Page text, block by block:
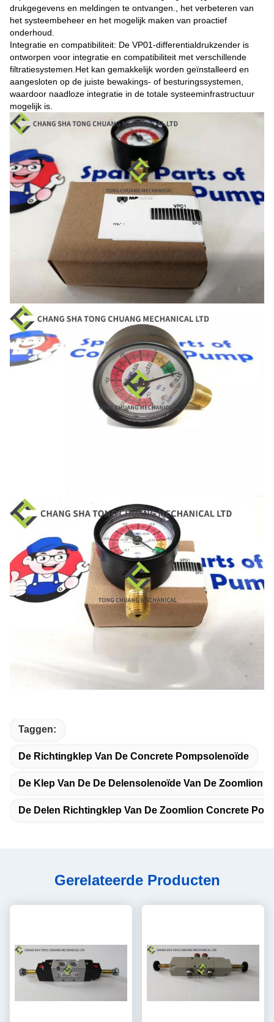
drukgegevens en meldingen te ontvangen., het verbeteren van
het systeembeheer en het mogelijk maken van proactief
onderhoud.
Integratie en compatibiliteit: De VP01-differentialdrukzender is
ontworpen voor integratie en compatibiliteit met verschillende
filtratiesystemen.Het kan gemakkelijk worden geïnstalleerd en
aangesloten op de juiste bewakings- of besturingssystemen,
waardoor naadloze integratie in de totale systeeminfrastructuur
mogelijk is.
Taggen:
De Richtingklep Van De Concrete Pompsolenoïde
De Klep Van De De Delensolenoïde Van De Zoomlion
De Delen Richtingklep Van De Zoomlion Concrete
Gerelateerde Producten